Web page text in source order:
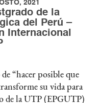
2021
de la
del Perú –
Internacional
“hacer posible que
su vida para
de la UTP (EPGUTP)